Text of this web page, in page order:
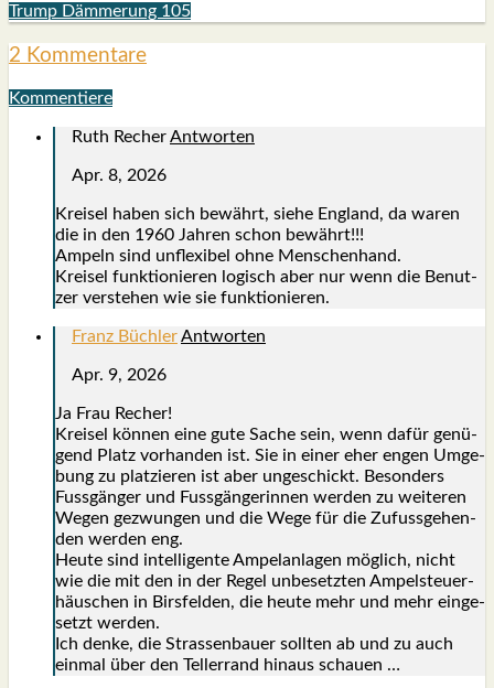
Trump Dämmerung 105
2 Kommentare
Kommentiere
Ruth RecherAntworten
Apr. 8, 2026
Krei­sel haben sich bewährt, sie­he Eng­land, da waren
die in den 1960 Jah­ren schon bewährt!!!
Ampeln sind unfle­xi­bel ohne Men­schen­hand.
Krei­sel funk­tio­nie­ren logisch aber nur wenn die Benut­
zer ver­ste­hen wie sie funk­tio­nie­ren.
Franz BüchlerAntworten
Apr. 9, 2026
Ja Frau Recher!
Krei­sel kön­nen eine gute Sache sein, wenn dafür genü­
gend Platz vor­han­den ist. Sie in einer eher engen Umge­
bung zu plat­zie­ren ist aber unge­schickt. Beson­ders
Fuss­gän­ger und Fuss­gän­ge­rin­nen wer­den zu wei­te­ren
Wegen gezwun­gen und die Wege für die Zufuss­ge­hen­
den wer­den eng.
Heu­te sind intel­li­gen­te Ampel­an­la­gen mög­lich, nicht
wie die mit den in der Regel unbe­setz­ten Ampel­steu­er­
häus­chen in Birs­fel­den, die heu­te mehr und mehr ein­ge­
setzt wer­den.
Ich den­ke, die Stras­sen­bau­er soll­ten ab und zu auch
ein­mal über den Tel­ler­rand hin­aus schau­en …